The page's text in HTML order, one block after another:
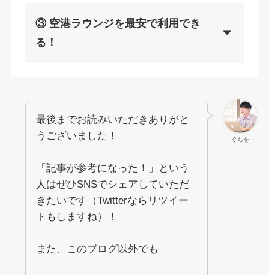
③ 空港ラウンジを最安で利用でき
る！
ぐちを
最後までお読みいただきありがと
うございました！
「記事が参考になった！」という
人はぜひSNSでシェアしていただ
きたいです（Twitterならリツイー
トもしますね）！
また、このブログ以外でも